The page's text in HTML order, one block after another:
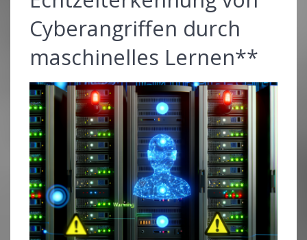
Cyberangriffen durch
maschinelles Lernen**